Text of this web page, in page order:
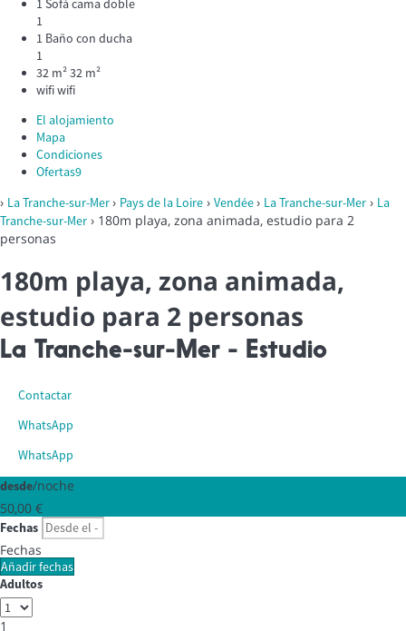
1 Sofá cama doble
1
1 Baño con ducha
1
32 m²32 m²
wifiwifi
El alojamiento
Mapa
Condiciones
Ofertas9
› La Tranche-sur-Mer› Pays de la Loire › Vendée› La Tranche-sur-Mer › La
Tranche-sur-Mer › 180m playa, zona animada, estudio para 2
personas
180m playa, zona animada,
estudio para 2 personas
La Tranche-sur-Mer - Estudio
Contactar
WhatsApp
WhatsApp
desde/noche
50,00 €
Fechas
Fechas
Añadir fechas
Adultos
1